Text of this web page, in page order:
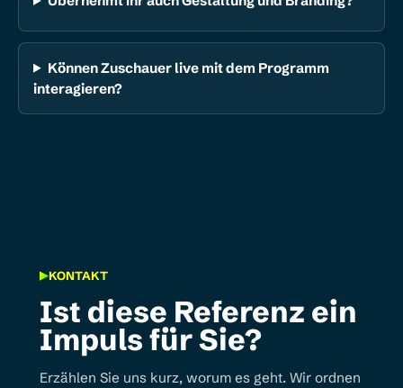
Können Zuschauer live mit dem Programm
interagieren?
KONTAKT
Ist diese Referenz ein
Impuls für Sie?
Erzählen Sie uns kurz, worum es geht. Wir ordnen